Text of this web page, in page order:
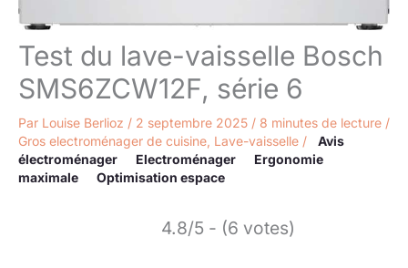
Test du lave-vaisselle Bosch
SMS6ZCW12F, série 6
Par Louise Berlioz / 2 septembre 2025 / 8 minutes de lecture /
Gros electroménager de cuisine Lave-vaisselle /
Avis
électroménager
Electroménager
Ergonomie
maximale
Optimisation espace
4.8/5 - (6 votes)